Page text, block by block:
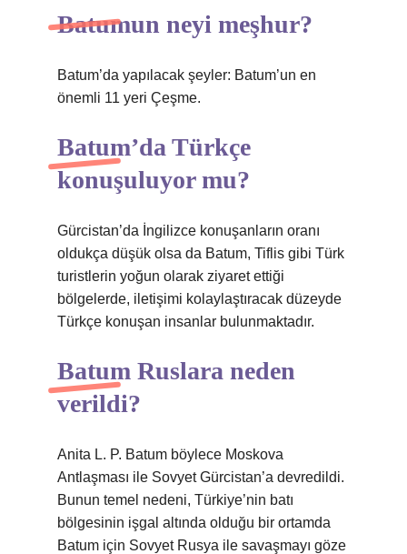
Batumun neyi meşhur?
Batum’da yapılacak şeyler: Batum’un en
önemli 11 yeri Çeşme.
Batum’da Türkçe
konuşuluyor mu?
Gürcistan’da İngilizce konuşanların oranı
oldukça düşük olsa da Batum, Tiflis gibi Türk
turistlerin yoğun olarak ziyaret ettiği
bölgelerde, iletişimi kolaylaştıracak düzeyde
Türkçe konuşan insanlar bulunmaktadır.
Batum Ruslara neden
verildi?
Anita L. P. Batum böylece Moskova
Antlaşması ile Sovyet Gürcistan’a devredildi.
Bunun temel nedeni, Türkiye’nin batı
bölgesinin işgal altında olduğu bir ortamda
Batum için Sovyet Rusya ile savaşmayı göze